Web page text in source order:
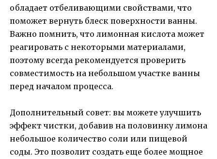
обладает отбеливающими свойствами, что
поможет вернуть блеск поверхности ванны.
Важно помнить, что лимонная кислота может
реагировать с некоторыми материалами,
поэтому всегда рекомендуется проверить
совместимость на небольшом участке ванны
перед началом процесса.
Дополнительный совет: вы можете улучшить
эффект чистки, добавив на половинку лимона
небольшое количество соли или пищевой
соды. Это позволит создать еще более мощное